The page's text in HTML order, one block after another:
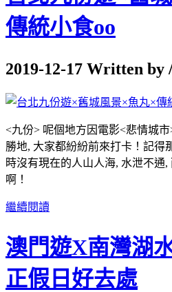
傳統小食oo
2019-12-17 Written by
<九份> 呢個地方因電影<悲情城
勝地, 大家都紛紛前來打卡！記得
時沒有現在的人山人海, 水泄不通
啊！
繼續閱讀
澳門遊X南灣湖
正假日好去處